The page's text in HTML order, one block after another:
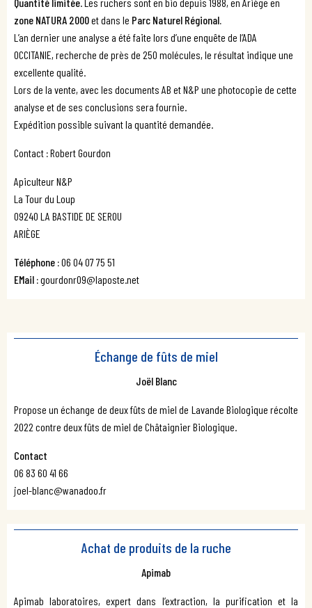
zone NATURA 2000et dans le Parc Naturel Régional.
L’an dernier une analyse a été faite lors d’une enquête de l’ADA
OCCITANIE, recherche de près de 250 molécules, le résultat indique une
excellente qualité.
Lors de la vente, avec les documents AB et N&P une photocopie de cette
analyse et de ses conclusions sera fournie.
Expédition possible suivant la quantité demandée.
Contact :Robert Gourdon
Apiculteur N&P
La Tour du Loup
09240 LA BASTIDE DE SEROU
ARIÈGE
Téléphone :06 04 07 75 51
EMail :gourdonr09@laposte.net
Échange de fûts de miel
Joël Blanc
Propose un échange de deux fûts de miel de Lavande Biologique récolte
2022 contre deux fûts de miel de Châtaignier Biologique.
Contact
06 83 60 41 66
joel-blanc@wanadoo.fr
Achat de produits de la ruche
Apimab
Apimab laboratoires, expert dans l’extraction, la purification et la